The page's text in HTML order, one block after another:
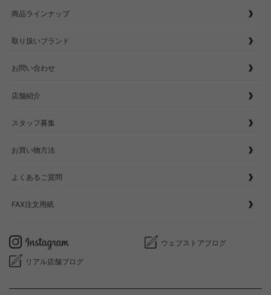
商品ラインナップ
取り扱いブランド
お問い合わせ
店舗紹介
スタッフ募集
お買い物方法
よくあるご質問
FAX注文用紙
ウェブストアブログ
リアル店舗ブログ